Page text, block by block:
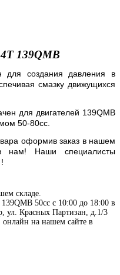
139QMB
создания давления в
смазку движущихся
для двигателей 139QMB
50-80сс.
оформив заказ в нашем
нам! Наши специалисты
складе.
50сс с 10:00 до 18:00 в
ул. Красных Партизан, д.1/3
на нашем сайте в